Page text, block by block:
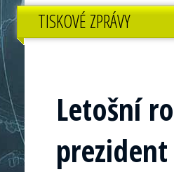
TISKOVÉ ZPRÁVY
Letošní